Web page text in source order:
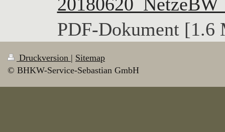
PDF-Dokument [1.6
Druckversion | Sitemap
© BHKW-Service-Sebastian GmbH